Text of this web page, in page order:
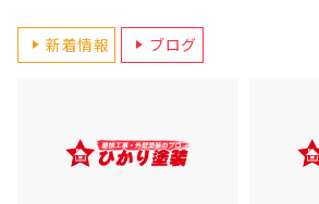
新着情報 ブログ
2019/08/06